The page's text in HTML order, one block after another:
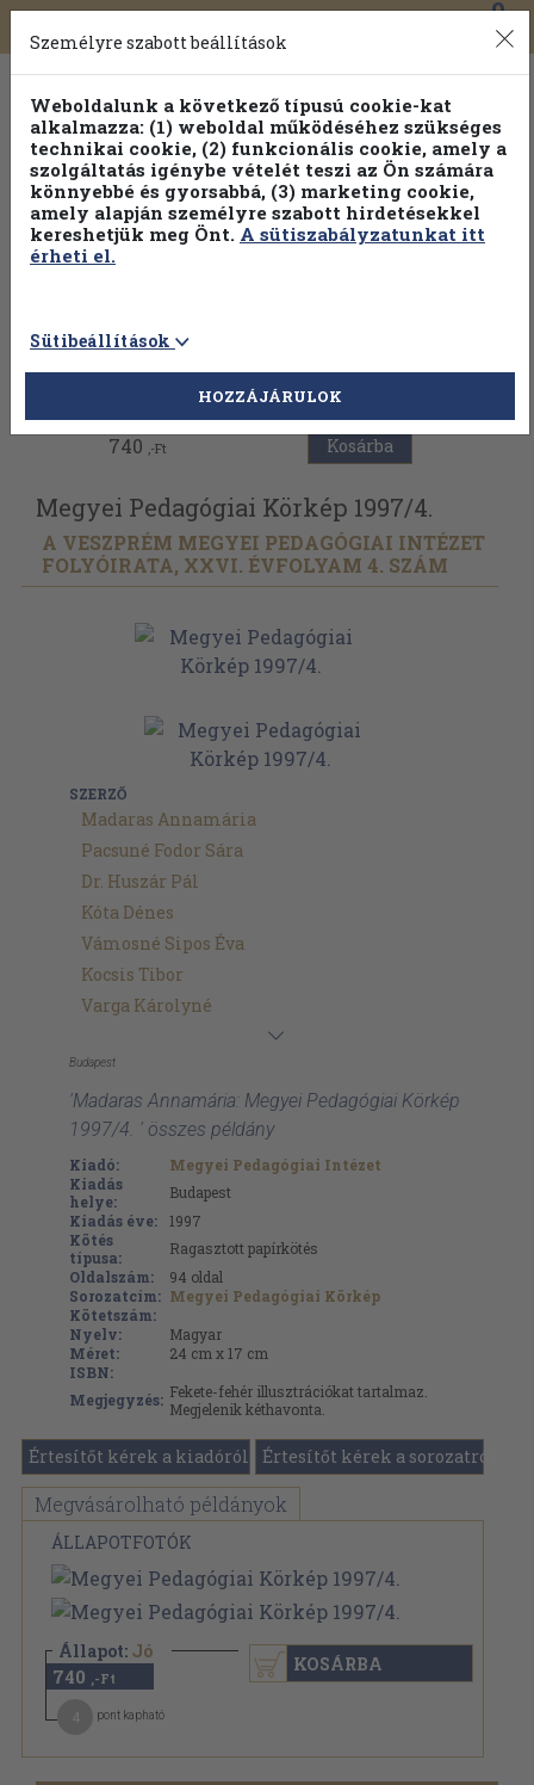
Toggle
navigation
0
Vissza az előző oldalra
740 ,-Ft Kosárba
Megyei Pedagógiai Körkép 1997/4.
A VESZPRÉM MEGYEI PEDAGÓGIAI INTÉZET
FOLYÓIRATA, XXVI. ÉVFOLYAM 4. SZÁM
SZERZŐ
Madaras Annamária
Pacsuné Fodor Sára
Dr. Huszár Pál
Kóta Dénes
Vámosné Sipos Éva
Kocsis Tibor
Varga Károlyné
Budapest
'Madaras Annamária: Megyei Pedagógiai Körkép
1997/4. ' összes példány
Kiadó:
Megyei Pedagógiai Intézet
Kiadás
helye:
Budapest
Kiadás éve:
1997
Kötés
típusa:
Ragasztott papírkötés
Oldalszám:
94 oldal
Sorozatcím: Megyei Pedagógiai Körkép
Kötetszám:
Nyelv:
Magyar
Méret:
24 cm x 17 cm
ISBN:
Megjegyzés: Fekete-fehér illusztrációkat tartalmaz.
Megjelenik kéthavonta.
Értesítőt kérek a kiadóról Értesítőt kérek a sorozatról
Megvásárolható példányok
ÁLLAPOTFOTÓK
Állapot: Jó
740 ,-Ft
pont kapható
KOSÁRBA
Személyre szabott beállítások
Weboldalunk a következő típusú cookie-kat
alkalmazza: (1) weboldal működéséhez szükséges
technikai cookie, (2) funkcionális cookie, amely a
szolgáltatás igénybe vételét teszi az Ön számára
könnyebbé és gyorsabbá, (3) marketing cookie,
amely alapján személyre szabott hirdetésekkel
kereshetjük meg Önt. A sütiszabályzatunkat itt
érheti el.
Sütibeállítások
HOZZÁJÁRULOK